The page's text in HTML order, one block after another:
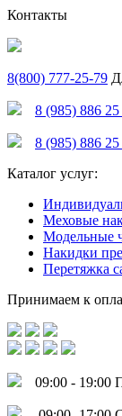
Контакты
8(800) 777-25-79
8 (985) 886 25
8 (985) 886 25
Каталог услуг:
Меховые
Модельные
Накидки
Перетяжка
Принимаем к
09:00 -